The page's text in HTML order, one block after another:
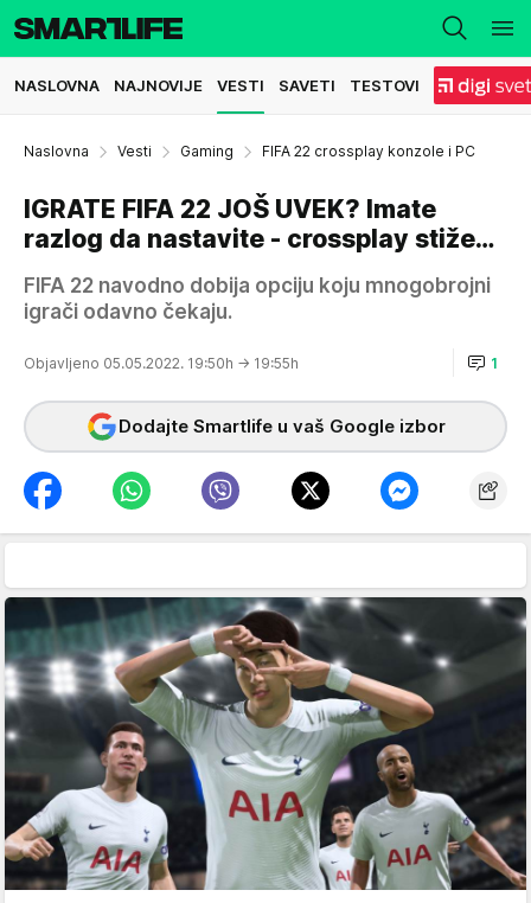
NASLOVNA NAJNOVIJE VESTI SAVETI TESTOVI
Naslovna Vesti Gaming FIFA 22 crossplay konzole i PC
IGRATE FIFA 22 JOŠ UVEK? Imate
razlog da nastavite - crossplay stiže…
FIFA 22 navodno dobija opciju koju mnogobrojni
igrači odavno čekaju.
Objavljeno 05.05.2022. 19:50h → 19:55h 1
Dodajte Smartlife u vaš Google izbor